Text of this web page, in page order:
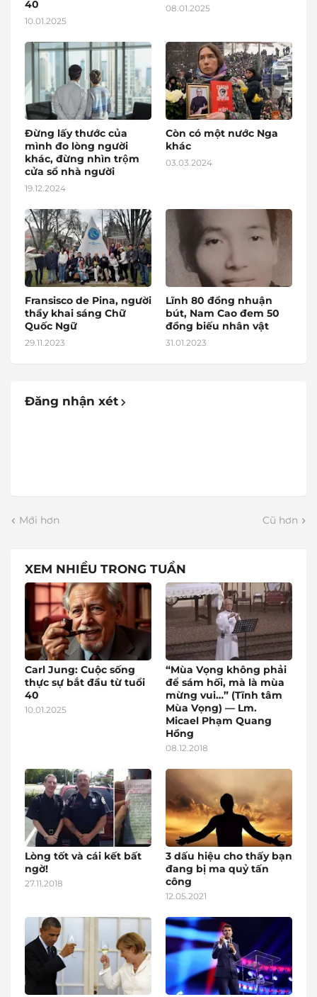
40
10.01.2025
08.01.2025
Đừng lấy thước của
mình đo lòng người
khác, đừng nhìn trộm
cửa sổ nhà người
19.12.2024
Còn có một nước Nga
khác
03.03.2024
Fransisco de Pina, người
thầy khai sáng Chữ
Quốc Ngữ
29.11.2023
Lĩnh 80 đồng nhuận
bút, Nam Cao đem 50
đồng biếu nhân vật
31.01.2023
Đăng nhận xét
Mới hơn Cũ hơn
XEM NHIỀU TRONG TUẦN
Carl Jung: Cuộc sống
thực sự bắt đầu từ tuổi
40
10.01.2025
“Mùa Vọng không phải
để sám hối, mà là mùa
mừng vui…” (Tĩnh tâm
Mùa Vọng) — Lm.
Micael Phạm Quang
Hồng
08.12.2018
Lòng tốt và cái kết bất
ngờ!
27.11.2018
3 dấu hiệu cho thấy bạn
đang bị ma quỷ tấn
công
12.05.2021